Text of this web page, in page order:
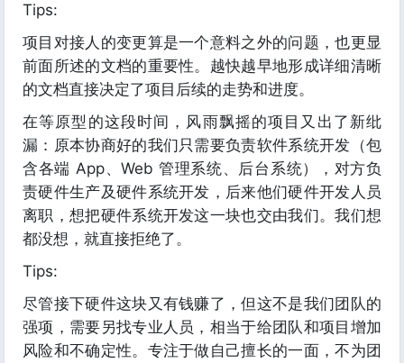
Tips:
项目对接人的变更算是一个意料之外的问题，也更显
前面所述的文档的重要性。越快越早地形成详细清晰
的文档直接决定了项目后续的走势和进度。
在等原型的这段时间，风雨飘摇的项目又出了新纰
漏：原本协商好的我们只需要负责软件系统开发（包
含各端 App、Web 管理系统、后台系统），对方负
责硬件生产及硬件系统开发，后来他们硬件开发人员
离职，想把硬件系统开发这一块也交由我们。我们想
都没想，就直接拒绝了。
Tips:
尽管接下硬件这块又有钱赚了，但这不是我们团队的
强项，需要另找专业人员，相当于给团队和项目增加
风险和不确定性。专注于做自己擅长的一面，不为团